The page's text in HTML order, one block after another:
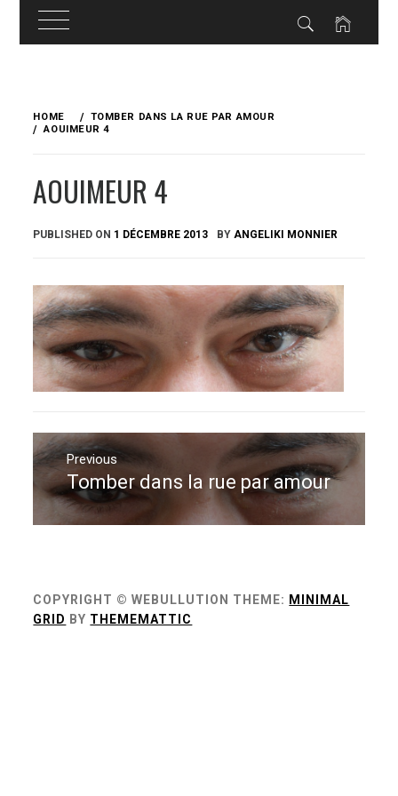
content
HOME
TOMBER DANS LA RUE PAR AMOUR
AOUIMEUR 4
AOUIMEUR 4
PUBLISHED ON 1 DÉCEMBRE 2013 BY ANGELIKI MONNIER
Navigation
de
l’article
Previous
Previous
post:
Tomber dans la rue par amour
COPYRIGHT © WEBULLUTION THEME: MINIMAL
GRID BY THEMEMATTIC